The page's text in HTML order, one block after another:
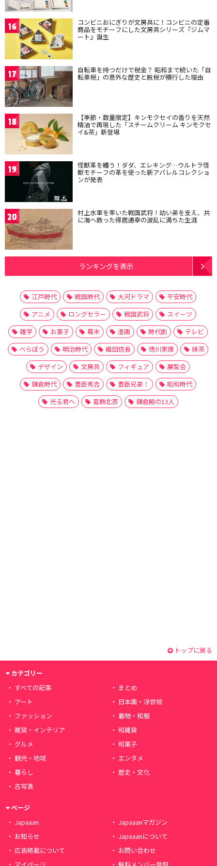
16 コンビニおにぎりが文房具に！コンビニの定番
商品をモチーフにした文房具シリーズ『ジムマ
ート』誕生
17 自転車を持つだけで税金？ 昭和まで続いた「自
転車税」の意外な歴史と脱税が横行した理由
18 【季節・数量限定】キンモクセイの香りを天然
精油で再現した「スチームクリーム キンモクセ
イ&茶」新登場
19 怪獣革を纏う！ダダ、エレキング…ウルトラ怪
獣モチーフの革を使った新アパレルコレクショ
ンが発表
20 村上水軍を率いた戦国武将！幼い弟を支え、共
に海へ散った得居通幸の波乱に満ちた生涯
ランキングを表示
江戸時代 戦国時代 大河ドラマ
平安時代
アニメ
ロングセラー 戦国武将
スイーツ
雑学
お菓子 幕末 漫画 時代劇
テレビ
べらぼう
明治時代 織田信長 徳川家康
抹茶
デザイン
文房具 フィギュア
展覧会
鎌倉時代
豊臣秀吉 豊臣兄弟！
昭和時代
光る君へ
葛飾北斎 鎌倉殿の13人
トップに戻る
カテゴリー
すべての記事
まとめ
アート
日本画・浮世絵
ファッション
着物・和服
雑貨・インテリア
和雑貨
グルメ
和菓子
観光・地域
エンタメ
暮らし
歴史・文化
古写真
ページ
Japaaan
Japaaanマガジン
お知らせ
Japaaanについて
広告掲載について
お問い合わせ